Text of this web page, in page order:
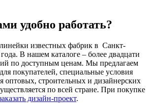
удобно работать?
известных фабрик в Санкт-
В нашем каталоге – более двадцати
по доступным ценам. Мы предлагаем
покупателей, специальные условия
оптовых, строительных и дизайнерских
по всей стране. При покупке
дизайн-проект.